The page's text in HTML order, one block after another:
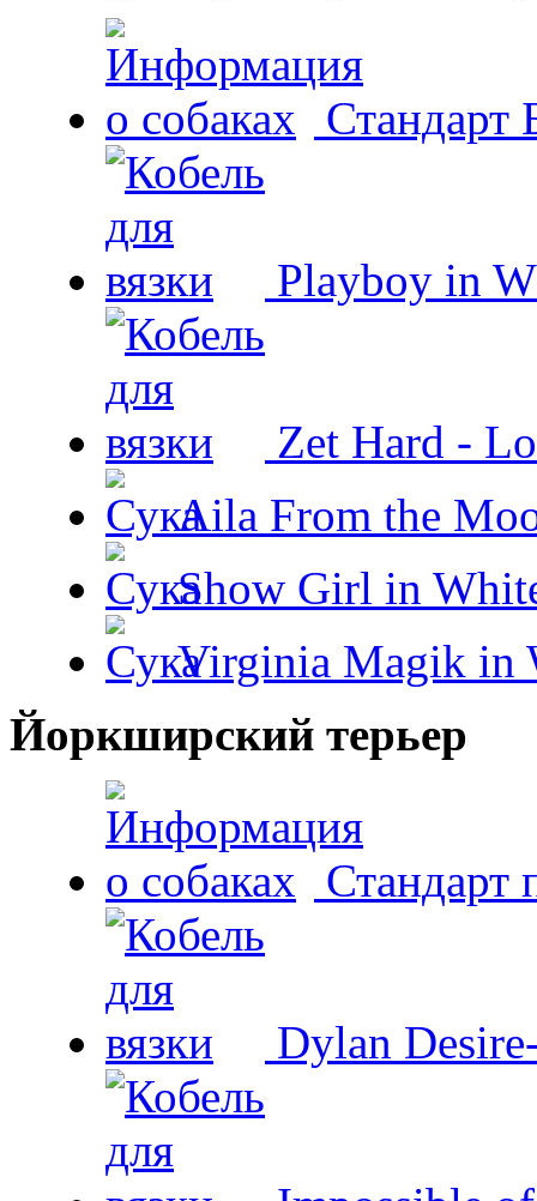
Стандарт
Playboy in
Zet Hard -
Aila From the
Show Girl in
Virginia Magik in
Йоркширский терьер
Dylan